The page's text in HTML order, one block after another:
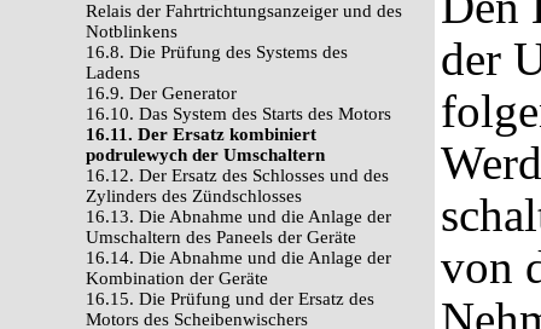
Relais der Fahrtrichtungsanzeiger und des
Notblinkens
16.8. Die Prüfung des Systems des
Ladens
16.9. Der Generator
16.10. Das System des Starts des Motors
16.11. Der Ersatz kombiniert
podrulewych der Umschaltern
16.12. Der Ersatz des Schlosses und des
Zylinders des Zündschlosses
16.13. Die Abnahme und die Anlage der
Umschaltern des Paneels der Geräte
16.14. Die Abnahme und die Anlage der
Kombination der Geräte
16.15. Die Prüfung und der Ersatz des
Motors des Scheibenwischers
der
von